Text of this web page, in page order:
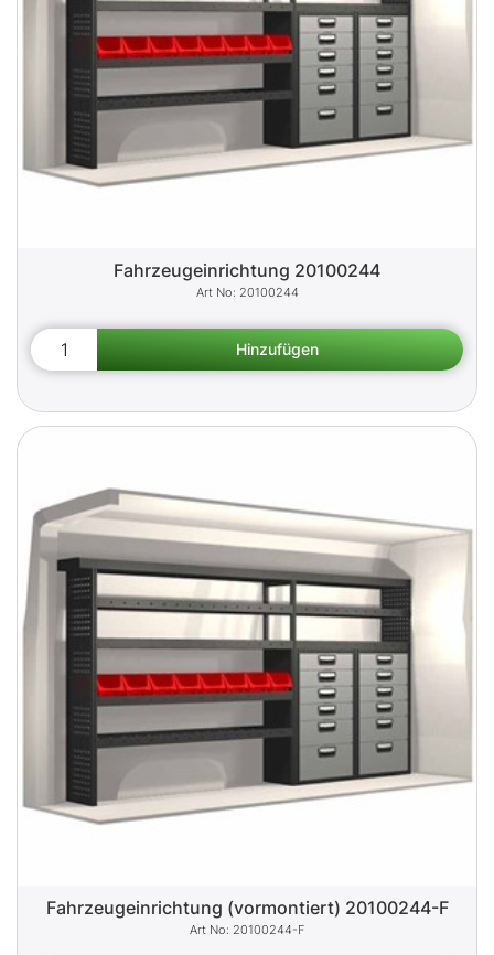
Fahrzeugeinrichtung 20100244
20100244
Fahrzeugeinrichtung (vormontiert) 20100244-F
20100244-F